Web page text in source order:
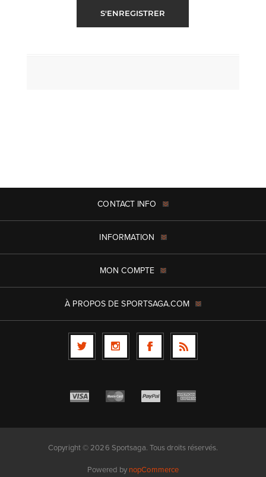
S'ENREGISTRER
CONTACT INFO
INFORMATION
MON COMPTE
À PROPOS DE SPORTSAGA.COM
Copyright © 2026 Sportsaga. Tous droits réservés.
Powered by nopCommerce